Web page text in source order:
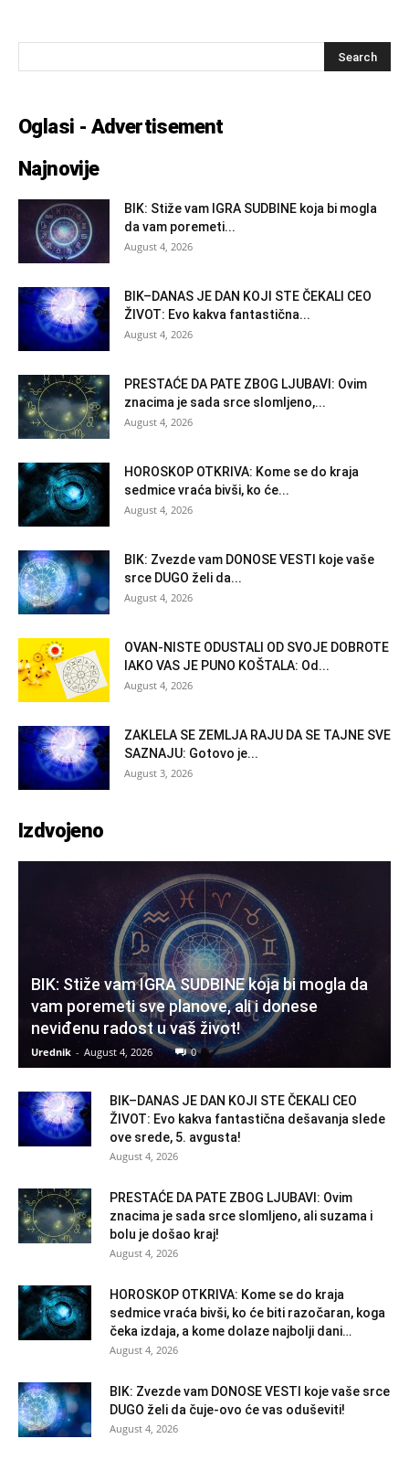
Oglasi - Advertisement
Najnovije
BIK: Stiže vam IGRA SUDBINE koja bi mogla
da vam poremeti...
August 4, 2026
BIK–DANAS JE DAN KOJI STE ČEKALI CEO
ŽIVOT: Evo kakva fantastična...
August 4, 2026
PRESTAĆE DA PATE ZBOG LJUBAVI: Ovim
znacima je sada srce slomljeno,...
August 4, 2026
HOROSKOP OTKRIVA: Kome se do kraja
sedmice vraća bivši, ko će...
August 4, 2026
BIK: Zvezde vam DONOSE VESTI koje vaše
srce DUGO želi da...
August 4, 2026
OVAN-NISTE ODUSTALI OD SVOJE DOBROTE
IAKO VAS JE PUNO KOŠTALA: Od...
August 4, 2026
ZAKLELA SE ZEMLJA RAJU DA SE TAJNE SVE
SAZNAJU: Gotovo je...
August 3, 2026
Izdvojeno
BIK: Stiže vam IGRA SUDBINE koja bi mogla da
vam poremeti sve planove, ali i donese
neviđenu radost u vaš život!
Urednik - August 4, 2026 0
BIK–DANAS JE DAN KOJI STE ČEKALI CEO
ŽIVOT: Evo kakva fantastična dešavanja slede
ove srede, 5. avgusta!
August 4, 2026
PRESTAĆE DA PATE ZBOG LJUBAVI: Ovim
znacima je sada srce slomljeno, ali suzama i
bolu je došao kraj!
August 4, 2026
HOROSKOP OTKRIVA: Kome se do kraja
sedmice vraća bivši, ko će biti razočaran, koga
čeka izdaja, a kome dolaze najbolji dani…
August 4, 2026
BIK: Zvezde vam DONOSE VESTI koje vaše srce
DUGO želi da čuje-ovo će vas oduševiti!
August 4, 2026